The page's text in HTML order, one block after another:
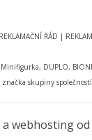
REKLAMAČNÍ ŘÁD |
DUPLO,
skupiny
a webhosting od